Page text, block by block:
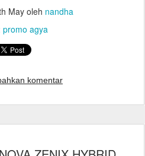
Mayoleh nandha
promo agya
komentar